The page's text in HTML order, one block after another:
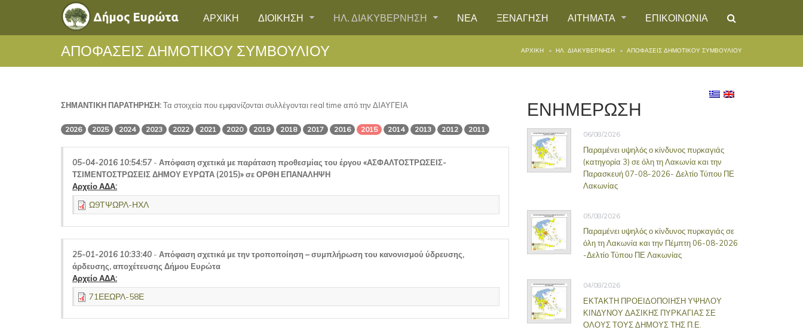
ΑΡΧΙΚΗ ΔΙΟΙΚΗΣΗ ΗΛ. ΔΙΑΚΥΒΕΡΝΗΣΗ ΝΕΑ ΞΕΝΑΓΗΣΗ ΑΙΤΗΜΑΤΑ ΕΠΙΚΟΙΝΩΝΙΑ
ΑΠΟΦΑΣΕΙΣ ΔΗΜΟΤΙΚΟΥ ΣΥΜΒΟΥΛΙΟΥ ΑΡΧΙΚΉ ΗΛ. ΔΙΑΚΥΒΕΡΝΗΣΗ ΑΠΟΦΑΣΕΙΣ ΔΗΜΟΤΙΚΟΥ ΣΥΜΒΟΥΛΙΟΥ
ΣΗΜΑΝΤΙΚΗ ΠΑΡΑΤΗΡΗΣΗ:Τα στοιχεία που εμφανίζονται συλλέγονται real time από την ΔΙΑΥΓΕΙΑ
2026 2025 2024 2023 2022 2021 2020 2019 2018 2017 2016 2015 2014 2013 2012 2011
05-04-2016 10:54:57 - Απόφαση σχετικά με παράταση προθεσμίας του έργου «ΑΣΦΑΛΤΟΣΤΡΩΣΕΙΣ-
ΤΣΙΜΕΝΤΟΣΤΡΩΣΕΙΣ ΔΗΜΟΥ ΕΥΡΩΤΑ (2015)» σε ΟΡΘΗ ΕΠΑΝΑΛΗΨΗ
Αρχείο ΑΔΑ:
Ω9ΤΨΩΡΛ-ΗΧΛ
25-01-2016 10:33:40 - Απόφαση σχετικά με την τροποποίηση – συμπλήρωση του κανονισμού ύδρευσης,
άρδευσης, αποχέτευσης Δήμου Ευρώτα
Αρχείο ΑΔΑ:
71ΕΕΩΡΛ-58Ε
ΕΝΗΜΕΡΩΣΗ
06/08/2026
Παραμένει υψηλός ο κίνδυνος πυρκαγιάς
(κατηγορία 3) σε όλη τη Λακωνία και την
Παρασκευή 07-08-2026- Δελτίο Τύπου ΠΕ
Λακωνίας
05/08/2026
Παραμένει υψηλός ο κίνδυνος πυρκαγιάς σε
όλη τη Λακωνία και την Πέμπτη 06-08-2026
-Δελτίο Τύπου ΠΕ Λακωνίας
04/08/2026
ΕΚΤΑΚΤΗ ΠΡΟΕΙΔΟΠΟΙΗΣΗ ΥΨΗΛΟΥ
ΚΙΝΔΥΝΟΥ ΔΑΣΙΚΗΣ ΠΥΡΚΑΓΙΑΣ ΣΕ
ΟΛΟΥΣ ΤΟΥΣ ΔΗΜΟΥΣ ΤΗΣ Π.Ε.